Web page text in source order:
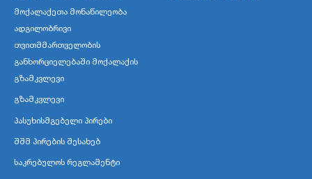
მოქალაქეთა მონაწილეობა
ადგილობრივი
თვითმმართველობის
განხორციელებაში მოქალაქის
გზამკვლევი
გზამკვლევი
პასუხისმგებელი პირები
შშმ პირების შესახებ
საკრებულოს რეგლამენტი